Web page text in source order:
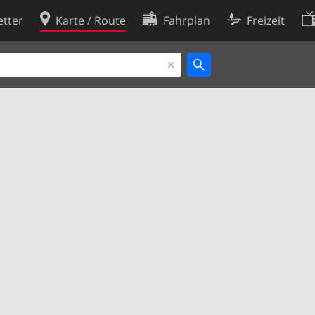
Karte / Route Fahrplan Freizeit
Cookie-Richtlinie
Cookie-Einstellungen